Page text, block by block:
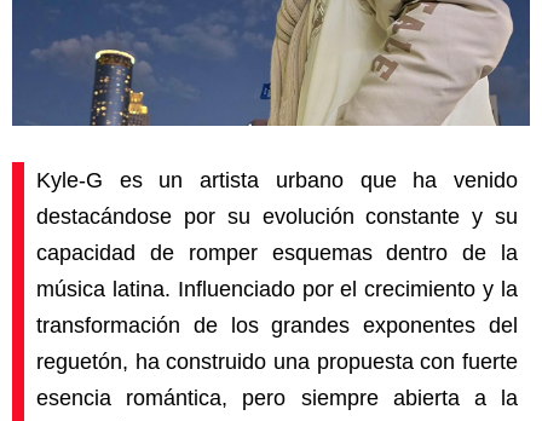
Kyle-G es un artista urbano que ha venido
destacándose por su evolución constante y su
capacidad de romper esquemas dentro de la
música latina. Influenciado por el crecimiento y la
transformación de los grandes exponentes del
reguetón, ha construido una propuesta con fuerte
esencia romántica, pero siempre abierta a la